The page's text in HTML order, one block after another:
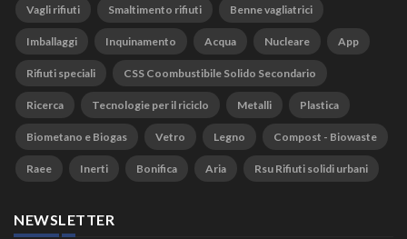
Vagli rifiuti Smaltimento rifiuti Benne vagliatrici
Imballaggi Inquinamento Acqua Nucleare App
Rifiuti speciali CSS Coombustibile Solido Secondario
Ricerca Tecnologie per il riciclo Metalli Plastica
Biometano e Biogas Vetro Legno Compost - Biowaste
Raee Inerti Bonifica Aria Rsu Rifiuti solidi urbani
NEWSLETTER